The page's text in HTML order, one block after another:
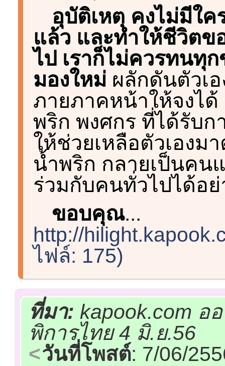
อุบัติเหตุ คงไม่มีใค
แล้ว และทำให้ชีวิตข
ไป เราก็ไม่ควรทนทุ
มองใหม่ ผลักดันตัวเ
ภายภาคหน้าให้จงได้
พริก พงศกร ที่ได้รับ
ให้ช่วยเหลือตัวเองม
น้ำพริก กลายเป็นคน
ร่วมกับคนทั่วไปได้อ
ขอบคุณ...
http://
ไฟล์: 175)
ที่มา: kapook.com
พิการไทย 4 มิ.ย.56
วันที่โพสต์: 7/06/